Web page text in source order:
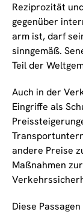
Reziprozität
gegenüber
arm ist, darf
sinngemäß.
Teil der
Auch in der
Eingriffe als
andere Preise
Maßnahmen
Diese